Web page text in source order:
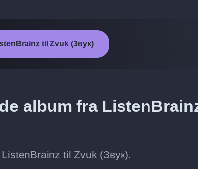
til Zvuk (Звук)
album fra
til Zvuk (Звук).